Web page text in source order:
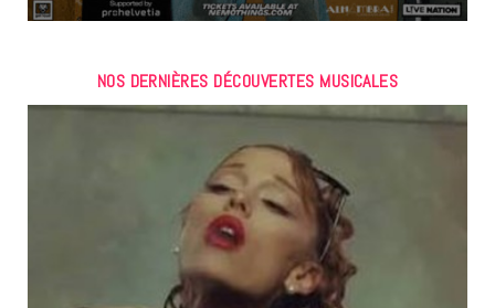
NOS DERNIÈRES DÉCOUVERTES MUSICALES